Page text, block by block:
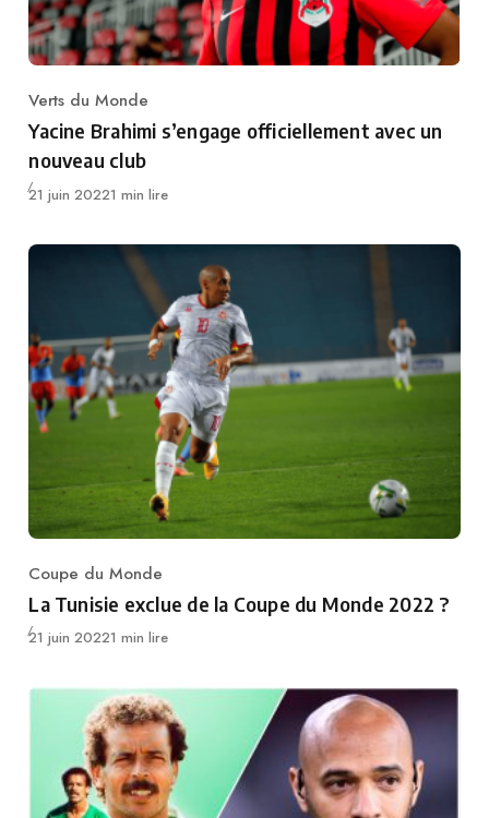
Category
Verts du Monde
Yacine Brahimi s’engage officiellement avec un
nouveau club
Publié
21 juin 20221 min lire
Category
Coupe du Monde
La Tunisie exclue de la Coupe du Monde 2022 ?
Publié
21 juin 20221 min lire